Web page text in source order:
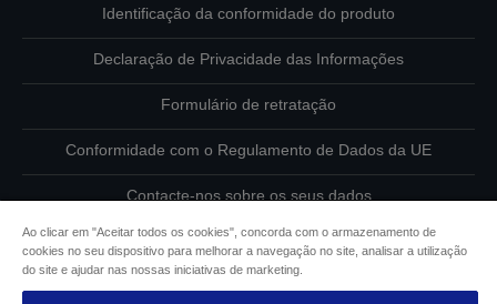
Identificação da conformidade do produto
Declaração de Privacidade das Informações
Formulário de retratação
Conformidade com o Regulamento de Dados da UE
Contacte-nos sobre os seus dados
Informações sobre cookies
Ao clicar em "Aceitar todos os cookies", concorda com o armazenamento de
cookies no seu dispositivo para melhorar a navegação no site, analisar a utilização
do site e ajudar nas nossas iniciativas de marketing.